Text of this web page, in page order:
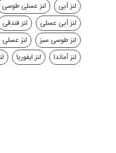
لنز آبی
لنز عسلی طوسی
لنز آبی عسلی
لنز فندقی
لنز طوسی سبز
لنز
لنز آماندا
لنز ایفوریا